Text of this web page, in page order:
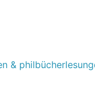
& philbücher